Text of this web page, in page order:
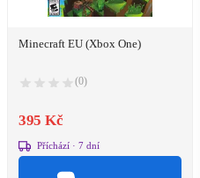
Minecraft EU (Xbox One)
(0)
395 Kč
Příchází · 7 dní